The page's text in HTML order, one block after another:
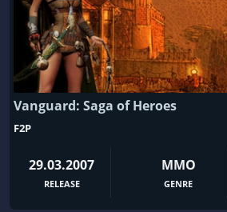
Vanguard: Saga of Heroes
F2P
29.03.2007
RELEASE
MMO
GENRE